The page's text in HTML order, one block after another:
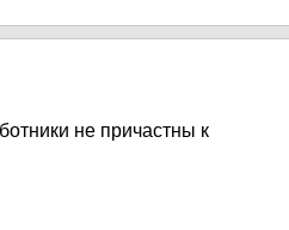
не причастны к